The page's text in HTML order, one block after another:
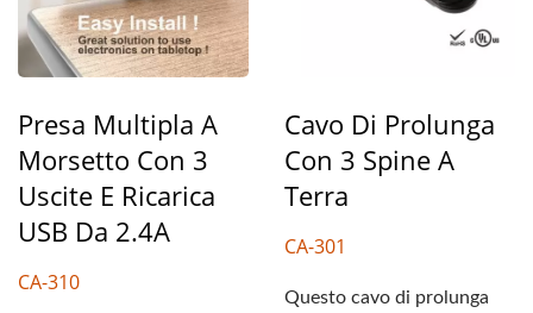
Presa Multipla A
Morsetto Con 3
Uscite E Ricarica
USB Da 2.4A
CA-310
Cavo Di Prolunga
Con 3 Spine A
Terra
CA-301
Questo cavo di prolunga